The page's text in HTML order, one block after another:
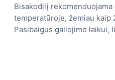
Bisakodilį rekomenduojama
temperatūroje, žemiau kaip
Pasibaigus galiojimo laikui,